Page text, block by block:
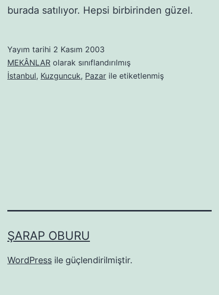
burada satılıyor. Hepsi birbirinden güzel.
Yayım tarihi 2 Kasım 2003
MEKÂNLAR olarak sınıflandırılmış
İstanbul, Kuzguncuk, Pazar ile etiketlenmiş
ŞARAP OBURU
WordPress ile güçlendirilmiştir.